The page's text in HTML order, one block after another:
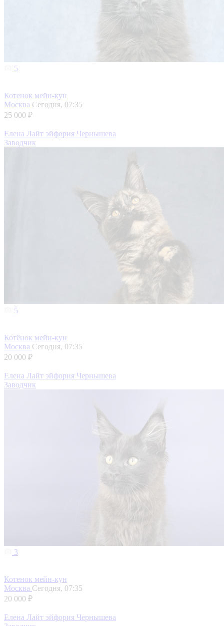
5
Котенок мейн-кун
Москва Сегодня, 07:35
25 000 ₽
Елена Лайт эйфория Чернышева
Заводчик
5
Котёнок мейн-кун
Москва Сегодня, 07:35
20 000 ₽
Елена Лайт эйфория Чернышева
Заводчик
3
Котенок мейн-кун
Москва Сегодня, 07:35
20 000 ₽
Елена Лайт эйфория Чернышева